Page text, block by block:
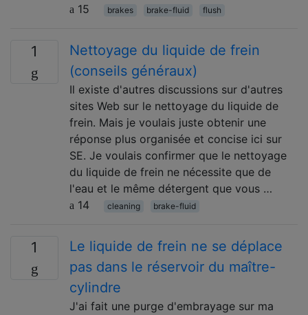
15
brakes brake-fluid flush
1
Nettoyage du liquide de frein
(conseils généraux)
Il existe d'autres discussions sur d'autres
sites Web sur le nettoyage du liquide de
frein. Mais je voulais juste obtenir une
réponse plus organisée et concise ici sur
SE. Je voulais confirmer que le nettoyage
du liquide de frein ne nécessite que de
l'eau et le même détergent que vous …
14
cleaning brake-fluid
1
Le liquide de frein ne se déplace
pas dans le réservoir du maître-
cylindre
J'ai fait une purge d'embrayage sur ma